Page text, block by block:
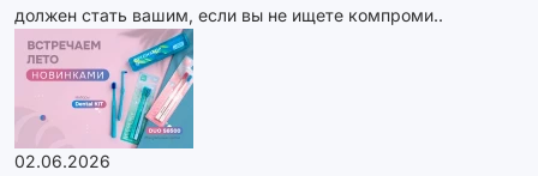
должен стать вашим, если вы не ищете компроми..
02.06.2026